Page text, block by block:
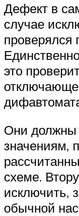
Дефект в
случае
проверялся
это
Они должны
значениям,
схеме.
исключить,
обычной